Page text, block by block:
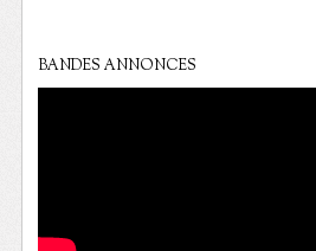
BANDES ANNONCES